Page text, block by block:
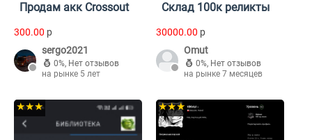
Продам акк Crossout
300.00 p
sergo2021
0%, Нет отзывов
на рынке 5 лет
Склад 100к реликты
30000.00 p
Omut
0%, Нет отзывов
на рынке 7 месяцев
★★★ ★★★